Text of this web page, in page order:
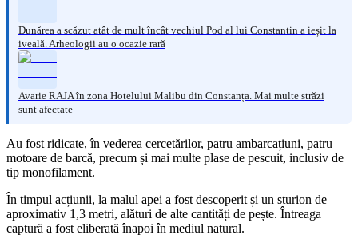
Dunărea a scăzut atât de mult încât vechiul Pod al lui Constantin a ieșit la
iveală. Arheologii au o ocazie rară
Avarie RAJA în zona Hotelului Malibu din Constanța. Mai multe străzi
sunt afectate
Au fost ridicate, în vederea cercetărilor, patru ambarcațiuni, patru
motoare de barcă, precum și mai multe plase de pescuit, inclusiv de
tip monofilament.
În timpul acțiunii, la malul apei a fost descoperit și un sturion de
aproximativ 1,3 metri, alături de alte cantități de pește. Întreaga
captură a fost eliberată înapoi în mediul natural.